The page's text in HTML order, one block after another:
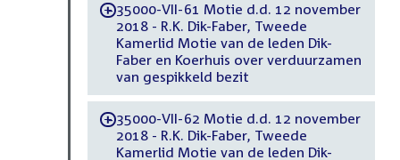
-35000-VII-61 Motie d.d. 12 november
2018 - R.K. Dik-Faber, Tweede
Kamerlid Motie van de leden Dik-
Faber en Koerhuis over verduurzamen
van gespikkeld bezit
-35000-VII-62 Motie d.d. 12 november
2018 - R.K. Dik-Faber, Tweede
Kamerlid Motie van de leden Dik-